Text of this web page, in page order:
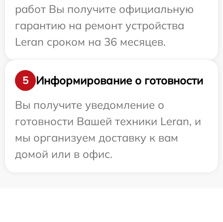
работ Вы получите официальную
гарантию на ремонт устройства
Leran сроком на 36 месяцев.
5
Информирование о готовности
Вы получите уведомление о
готовности Вашей техники Leran, и
мы организуем доставку к вам
домой или в офис.